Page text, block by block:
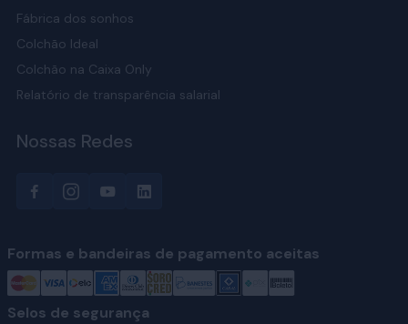
Fábrica dos sonhos
Colchão Ideal
Colchão na Caixa Only
Relatório de transparência salarial
Nossas Redes
Formas e bandeiras de pagamento aceitas
Selos de segurança